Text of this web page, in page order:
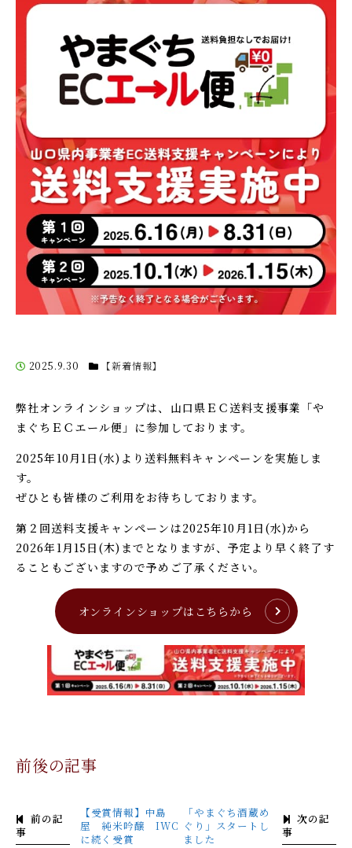
2025.9.30 【新着情報】
弊社オンラインショップは、山口県ＥＣ送料支援事業「や
まぐちＥＣエール便」に参加しております。
2025年10月1日(水)より送料無料キャンペーンを実施しま
す。
ぜひとも皆様のご利用をお待ちしております。
第２回送料支援キャンペーンは2025年10 月 1日(水)から
2026年 1月 15日(木)までとなりますが、予定より早く終了す
ることもございますので予めご了承ください。
オンラインショップはこちらから
前後の記事
前の記
事
【受賞情報】中島
屋 純米吟醸 IWC
に続く受賞
次の記
事
「やまぐち酒蔵め
ぐり」スタートし
ました